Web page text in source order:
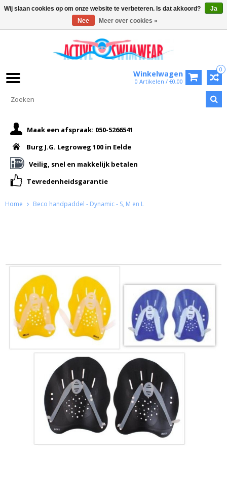
0
Winkelwagen
0 Artikelen / €0,00
Maak een afspraak: 050-5266541
Burg J.G. Legroweg 100 in Eelde
Veilig, snel en makkelijk betalen
Tevredenheidsgarantie
Home Beco handpaddel - Dynamic - S, M en L
Wij slaan cookies op om onze website te verbeteren. Is dat akkoord?
Ja
Nee
Meer over cookies »